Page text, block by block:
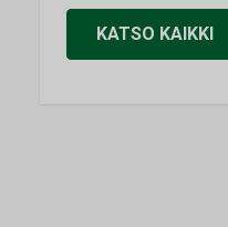
KATSO KAIKKI